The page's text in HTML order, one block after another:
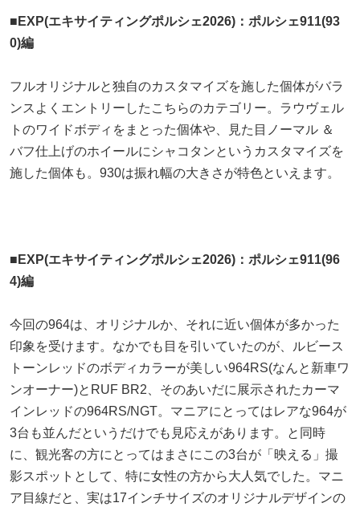
■EXP(エキサイティングポルシェ2026)：ポルシェ911(93
0)編
フルオリジナルと独自のカスタマイズを施した個体がバラ
ンスよくエントリーしたこちらのカテゴリー。ラウヴェル
トのワイドボディをまとった個体や、見た目ノーマル ＆
バフ仕上げのホイールにシャコタンというカスタマイズを
施した個体も。930は振れ幅の大きさが特色といえます。
■EXP(エキサイティングポルシェ2026)：ポルシェ911(96
4)編
今回の964は、オリジナルか、それに近い個体が多かった
印象を受けます。なかでも目を引いていたのが、ルビース
トーンレッドのボディカラーが美しい964RS(なんと新車ワ
ンオーナー)とRUF BR2、そのあいだに展示されたカーマ
インレッドの964RS/NGT。マニアにとってはレアな964が
3台も並んだというだけでも見応えがあります。と同時
に、観光客の方にとってはまさにこの3台が「映える」撮
影スポットとして、特に女性の方から大人気でした。マニ
ア目線だと、実は17インチサイズのオリジナルデザインの